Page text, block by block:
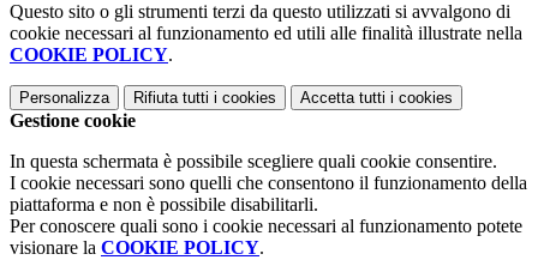
Questo sito o gli strumenti terzi da questo utilizzati si avvalgono di
cookie necessari al funzionamento ed utili alle finalità illustrate nella
COOKIE POLICY.
Personalizza Rifiuta tutti i cookies Accetta tutti i cookies
Gestione cookie
In questa schermata è possibile scegliere quali cookie consentire.
I cookie necessari sono quelli che consentono il funzionamento della
piattaforma e non è possibile disabilitarli.
Per conoscere quali sono i cookie necessari al funzionamento potete
visionare la COOKIE POLICY.